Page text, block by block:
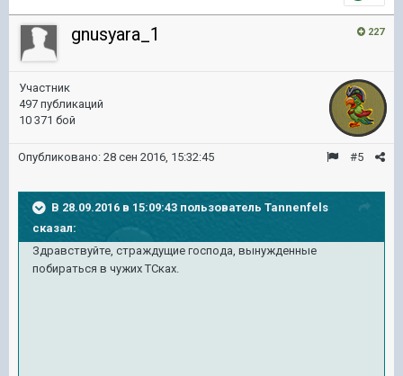
227
gnusyara_1
Участник
497 публикаций
10 371 бой
#5
Опубликовано: 28 сен 2016, 15:32:45
В 28.09.2016 в 15:09:43 пользователь Tannenfels
сказал:
Здравствуйте, страждущие господа, вынужденные
побираться в чужих ТСках.